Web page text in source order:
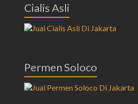
Cialis Asli
Permen Soloco